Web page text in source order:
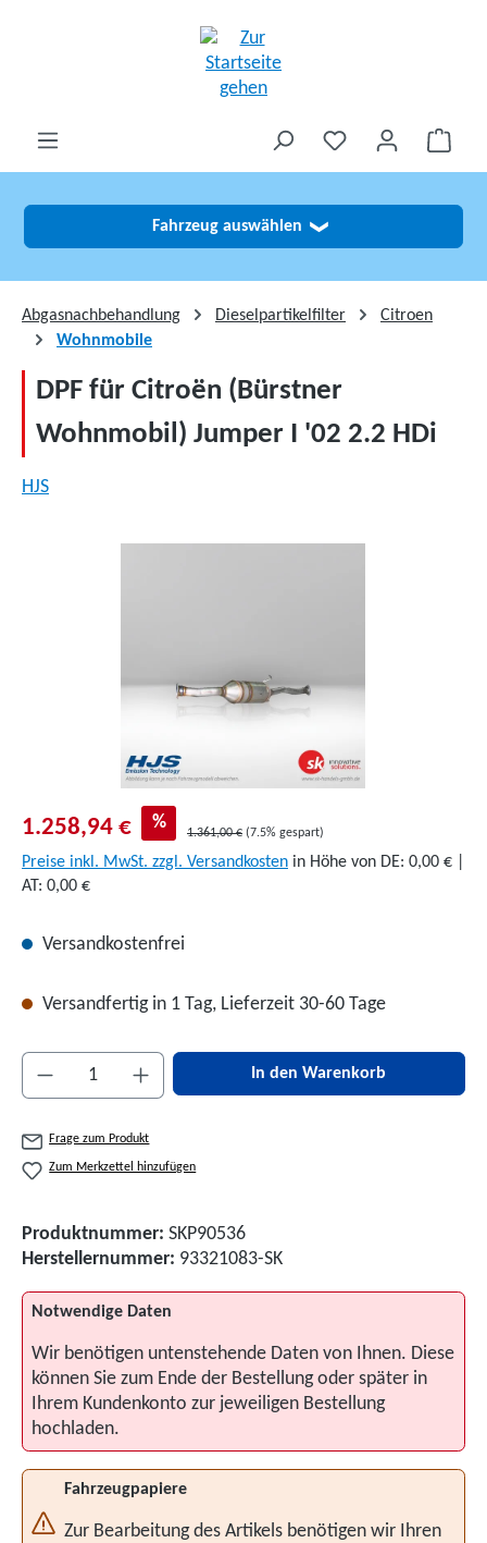
Fahrzeug auswählen ❯
Abgasnachbehandlung Dieselpartikelfilter
Citroen
Wohnmobile
DPF für Citroën (Bürstner
Wohnmobil) Jumper I '02 2.2 HDi
HJS
1.258,94 € % 1.361,00 € (7.5% gespart)
Preise inkl. MwSt. zzgl. Versandkosten in Höhe von DE: 0,00 € |
AT: 0,00 €
Versandkostenfrei
Versandfertig in 1 Tag, Lieferzeit 30-60 Tage
Produkt Anzahl: Gib den gewünschten Wert
In den Warenkorb
Frage zum Produkt
Zum Merkzettel hinzufügen
Produktnummer: SKP90536
Herstellernummer: 93321083-SK
Notwendige Daten
Wir benötigen untenstehende Daten von Ihnen. Diese
können Sie zum Ende der Bestellung oder später in
Ihrem Kundenkonto zur jeweiligen Bestellung
hochladen.
Fahrzeugpapiere
Zur Bearbeitung des Artikels benötigen wir Ihren